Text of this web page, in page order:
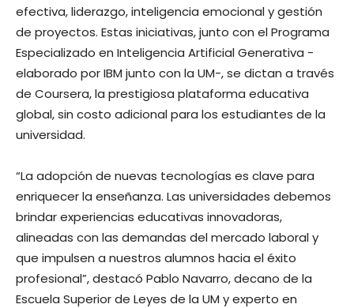
efectiva, liderazgo, inteligencia emocional y gestión
de proyectos. Estas iniciativas, junto con el Programa
Especializado en Inteligencia Artificial Generativa -
elaborado por IBM junto con la UM-, se dictan a través
de Coursera, la prestigiosa plataforma educativa
global, sin costo adicional para los estudiantes de la
universidad.
“La adopción de nuevas tecnologías es clave para
enriquecer la enseñanza. Las universidades debemos
brindar experiencias educativas innovadoras,
alineadas con las demandas del mercado laboral y
que impulsen a nuestros alumnos hacia el éxito
profesional”, destacó Pablo Navarro, decano de la
Escuela Superior de Leyes de la UM y experto en